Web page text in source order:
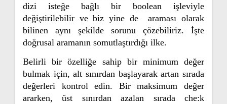
dizi isteğe bağlı bir boolean işleviyle
değiştirilebilir ve biz yine de araması olarak
bilinen aynı şekilde sorunu çözebiliriz. İşte
doğrusal aramanın somutlaştırdığı ilke.
Belirli bir özelliğe sahip bir minimum değer
bulmak için, alt sınırdan başlayarak artan sırada
değerleri kontrol edin. Bir maksimum değer
ararken, üst sınırdan azalan sırada che:k